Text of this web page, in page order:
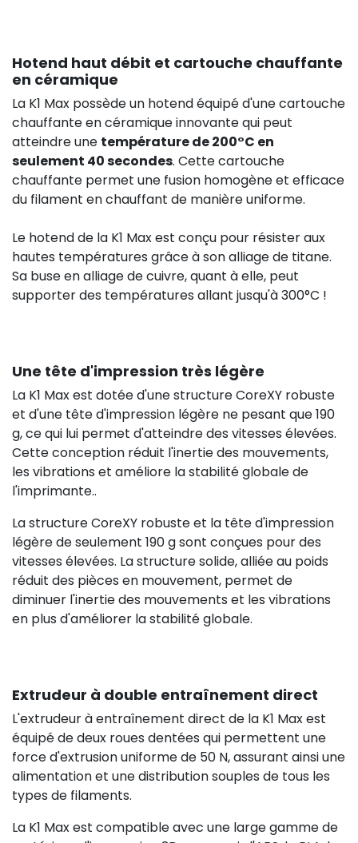
46,00 €HT
0,00 €HT
Hotend haut débit et cartouche chauffante
en céramique
La K1 Max possède un hotend équipé d'une cartouche
chauffante en céramique innovante qui peut
atteindre une température de 200°C en
seulement 40 secondes. Cette cartouche
chauffante permet une fusion homogène et efficace
du filament en chauffant de manière uniforme.
Le hotend de la K1 Max est conçu pour résister aux
hautes températures grâce à son alliage de titane.
Sa buse en alliage de cuivre, quant à elle, peut
supporter des températures allant jusqu'à 300°C !
Une tête d'impression très légère
La K1 Max est dotée d'une structure CoreXY robuste
et d'une tête d'impression légère ne pesant que 190
g, ce qui lui permet d'atteindre des vitesses élevées.
Cette conception réduit l'inertie des mouvements,
les vibrations et améliore la stabilité globale de
l'imprimante..
La structure CoreXY robuste et la tête d'impression
légère de seulement 190 g sont conçues pour des
vitesses élevées. La structure solide, alliée au poids
réduit des pièces en mouvement, permet de
diminuer l'inertie des mouvements et les vibrations
en plus d'améliorer la stabilité globale.
Extrudeur à double entraînement direct
L'extrudeur à entraînement direct de la K1 Max est
équipé de deux roues dentées qui permettent une
force d'extrusion uniforme de 50 N, assurant ainsi une
alimentation et une distribution souples de tous les
types de filaments.
La K1 Max est compatible avec une large gamme de